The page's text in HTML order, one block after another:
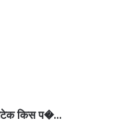
किस प�...